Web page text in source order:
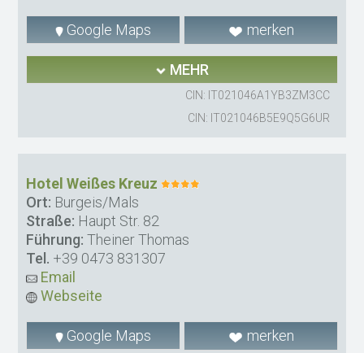
Google Maps merken
MEHR
CIN: IT021046A1YB3ZM3CC
CIN: IT021046B5E9Q5G6UR
Hotel Weißes Kreuz
Ort: Burgeis/Mals
Straße: Haupt Str. 82
Führung: Theiner Thomas
Tel. +39 0473 831307
Email
Webseite
Google Maps merken